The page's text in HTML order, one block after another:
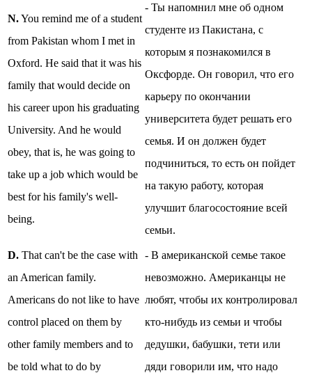
N.You remind me of a student
from Pakistan whom I met in
Oxford. He said that it was his
family that would decide on
his career upon his graduating
University. And he would
obey, that is, he was going to
take up a job which would be
best for his family's well-
being.
- Ты напомнил мне об одном
студенте из Пакистана, с
которым я познакомился в
Оксфорде. Он говорил, что его
карьеру по окончании
университета будет решать его
семья. И он должен будет
подчиниться, то есть он пойдет
на такую работу, которая
улучшит благосостояние всей
семьи.
D. That can't be the case with
an American family.
Americans do not like to have
control placed on them by
other family members and to
be told what to do by
- В американской семье такое
невозможно. Американцы не
любят, чтобы их контролировал
кто-нибудь из семьи и чтобы
дедушки, бабушки, тети или
дяди говорили им, что надо